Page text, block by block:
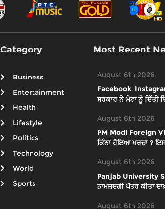
Category
Business
Entertainment
Health
Lifestyle
Politics
Technology
World
Sports
Most Recent
August 6th 2026
Facebook,
ਸਰਕਾਰ ਨੇ ਮੇਟਾ ਨੂੰ ਦਿੱਤੀ
August 6th 2026
PM Modi Foreign
ਕਿੰਨਾ ਹੋਇਆ ਖਰਚਾ ?
August 6th 2026
Panjab University
ਨਾਮਜ਼ਦਗੀ ਪੱਤਰ ਕੀਤਾ
August 6th 2026